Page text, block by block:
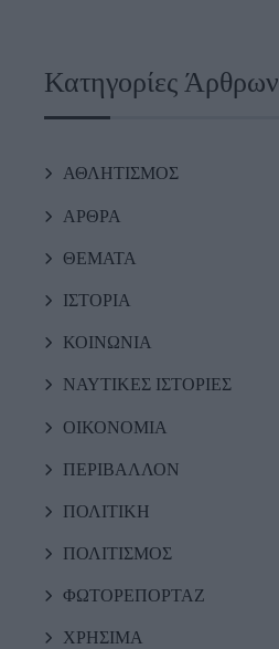
Κατηγορίες Άρθρων
ΑΘΛΗΤΙΣΜΟΣ
ΑΡΘΡΑ
ΘΕΜΑΤΑ
ΙΣΤΟΡΙΑ
ΚΟΙΝΩΝΙΑ
ΝΑΥΤΙΚΕΣ ΙΣΤΟΡΙΕΣ
ΟΙΚΟΝΟΜΙΑ
ΠΕΡΙΒΑΛΛΟΝ
ΠΟΛΙΤΙΚΗ
ΠΟΛΙΤΙΣΜΟΣ
ΦΩΤΟΡΕΠΟΡΤΑΖ
ΧΡΗΣΙΜΑ